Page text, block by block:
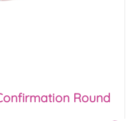
Round